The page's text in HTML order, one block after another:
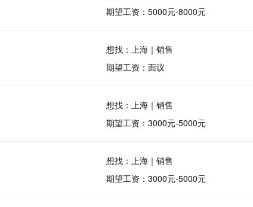
期望工资：5000元-8000元
想找：上海｜销售
期望工资：面议
想找：上海｜销售
期望工资：3000元-5000元
想找：上海｜销售
期望工资：3000元-5000元